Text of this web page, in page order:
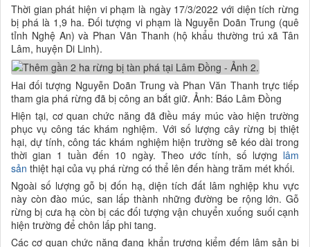
Thời gian phát hiện vi phạm là ngày 17/3/2022 với diện tích rừng
bị phá là 1,9 ha. Đối tượng vi phạm là Nguyễn Doãn Trung (quê
tỉnh Nghệ An) và Phan Vãn Thanh (hộ khẩu thường trú xã Tân
Lâm, huyện Di Linh).
Hai đối tượng Nguyễn Doãn Trung và Phan Văn Thanh trực tiếp
tham gia phá rừng đã bị công an bắt giữ. Ảnh: Báo Lâm Đồng
Hiện tại, cơ quan chức năng đã điều máy múc vào hiện trường
phục vụ công tác khám nghiệm. Với số lượng cây rừng bị thiệt
hại, dự tính, công tác khám nghiệm hiện trường sẽ kéo dài trong
thời gian 1 tuần đến 10 ngày. Theo ước tính, số lượng lâm
sản thiệt hại của vụ phá rừng có thể lên đến hàng trăm mét khối.
Ngoài số lượng gỗ bị đốn hạ, diện tích đất lâm nghiệp khu vực
này còn đào múc, san lấp thành những đường be rộng lớn. Gỗ
rừng bị cưa hạ còn bị các đối tượng vận chuyển xuống suối cạnh
hiện trường để chôn lấp phi tang.
Các cơ quan chức năng đang khẩn trương kiểm đếm lâm sản bị